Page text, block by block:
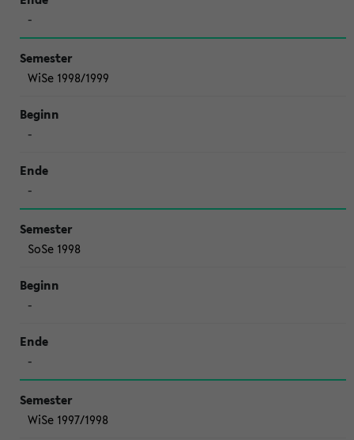
-
WiSe 1998/1999
-
-
SoSe 1998
-
-
WiSe 1997/1998